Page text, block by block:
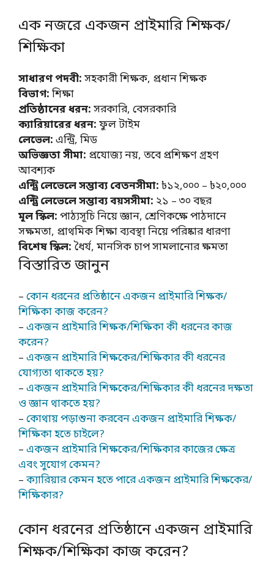
এক নজরে একজন প্রাইমারি শিক্ষক/
শিক্ষিকা
সাধারণ পদবী: সহকারী শিক্ষক, প্রধান শিক্ষক
বিভাগ: শিক্ষা
প্রতিষ্ঠানের ধরন: সরকারি, বেসরকারি
ক্যারিয়ারের ধরন: ফুল টাইম
লেভেল: এন্ট্রি, মিড
অভিজ্ঞতা সীমা: প্রযোজ্য নয়, তবে প্রশিক্ষণ গ্রহণ
আবশ্যক
এন্ট্রি লেভেলে সম্ভাব্য বেতনসীমা: ৳১২,০০০ – ৳২০,০০০
এন্ট্রি লেভেলে সম্ভাব্য বয়সসীমা: ২১ – ৩০ বছর
মূল স্কিল: পাঠ্যসূচি নিয়ে জ্ঞান, শ্রেণিকক্ষে পাঠদানে
সক্ষমতা, প্রাথমিক শিক্ষা ব্যবস্থা নিয়ে পরিষ্কার ধারণা
বিশেষ স্কিল: ধৈর্য, মানসিক চাপ সামলানোর ক্ষমতা
বিস্তারিত জানুন
– কোন ধরনের প্রতিষ্ঠানে একজন প্রাইমারি শিক্ষক/
শিক্ষিকা কাজ করেন?
– একজন প্রাইমারি শিক্ষক/শিক্ষিকা কী ধরনের কাজ
করেন?
– একজন প্রাইমারি শিক্ষকের/শিক্ষিকার কী ধরনের
যোগ্যতা থাকতে হয়?
– একজন প্রাইমারি শিক্ষকের/শিক্ষিকার কী ধরনের দক্ষতা
ও জ্ঞান থাকতে হয়?
– কোথায় পড়াশুনা করবেন একজন প্রাইমারি শিক্ষক/
শিক্ষিকা হতে চাইলে?
– একজন প্রাইমারি শিক্ষকের/শিক্ষিকার কাজের ক্ষেত্র
এবং সুযোগ কেমন?
– ক্যারিয়ার কেমন হতে পারে একজন প্রাইমারি শিক্ষকের/
শিক্ষিকার?
কোন ধরনের প্রতিষ্ঠানে একজন প্রাইমারি
শিক্ষক/শিক্ষিকা কাজ করেন?